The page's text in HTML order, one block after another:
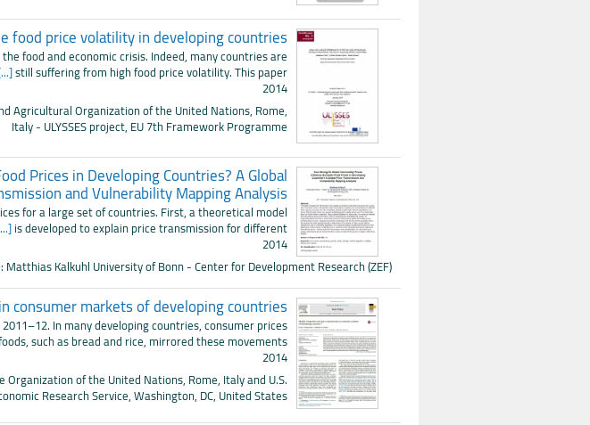
food price volatility in developing countries
food and economic crisis. Indeed, many countries are
still suffering from high food price volatility. This paper
2014
Agricultural Organization of the United Nations, Rome,
Italy - ULYSSES project, EU 7th Framework Programme
Prices in Developing Countries? A Global
and Vulnerability Mapping Analysis
for a large set of countries. First, a theoretical model
is developed to explain price transmission for different
2014
: Matthias Kalkuhl University of Bonn - Center for Development Research (ZEF)
consumer markets of developing countries
In many developing countries, consumer prices
such as bread and rice, mirrored these movements.
2014
of the United Nations, Rome, Italy and U.S.
Research Service, Washington, DC, United States